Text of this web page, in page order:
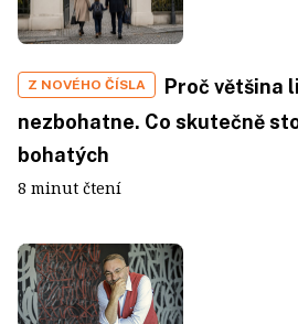
Z NOVÉHO ČÍSLA
Proč většina
nezbohatne. Co skutečně
bohatých
8 minut čtení